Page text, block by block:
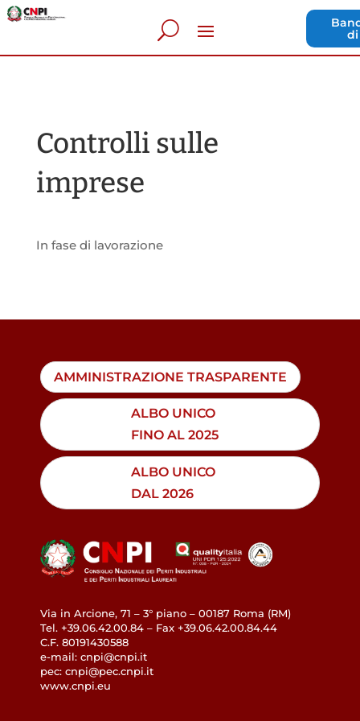
Controlli sulle
imprese
In fase di lavorazione
AMMINISTRAZIONE TRASPARENTE
ALBO UNICO
FINO AL 2025
ALBO UNICO
DAL 2026
Via in Arcione, 71 – 3° piano – 00187 Roma (RM)
Tel. +39.06.42.00.84 – Fax +39.06.42.00.84.44
C.F. 80191430588
e-mail: cnpi@cnpi.it
pec: cnpi@pec.cnpi.it
www.cnpi.eu